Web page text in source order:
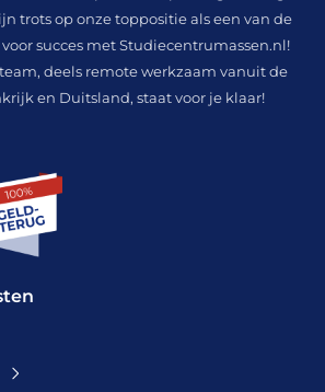
trots op onze toppositie als een van de
succes met Studiecentrumassen.nl!
deels remote werkzaam vanuit de
en Duitsland, staat voor je klaar!